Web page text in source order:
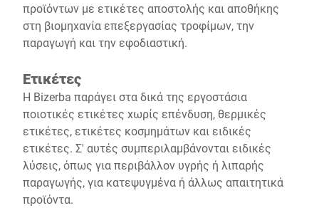
προϊόντων με ετικέτες αποστολής και αποθήκης
στη βιομηχανία επεξεργασίας τροφίμων, την
παραγωγή και την εφοδιαστική.
Ετικέτες
Η Bizerba παράγει στα δικά της εργοστάσια
ποιοτικές ετικέτες χωρίς επένδυση, θερμικές
ετικέτες, ετικέτες κοσμημάτων και ειδικές
ετικέτες. Σ' αυτές συμπεριλαμβάνονται ειδικές
λύσεις, όπως για περιβάλλον υγρής ή λιπαρής
παραγωγής, για κατεψυγμένα ή άλλως απαιτητικά
προϊόντα.